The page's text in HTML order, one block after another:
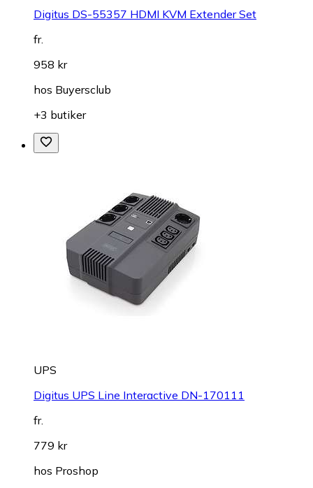
Digitus DS-55357 HDMI KVM Extender Set
fr.
958 kr
hos Buyersclub
+3 butiker
UPS
Digitus UPS Line Interactive DN-170111
fr.
779 kr
hos Proshop